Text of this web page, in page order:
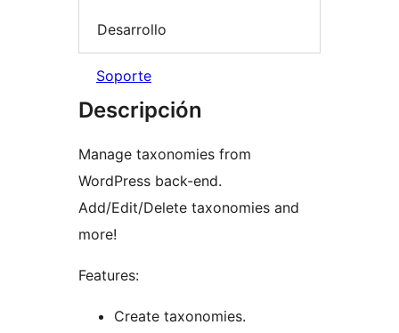
Desarrollo
Soporte
Descripción
Manage taxonomies from
WordPress back-end.
Add/Edit/Delete taxonomies and
more!
Features:
Create taxonomies.